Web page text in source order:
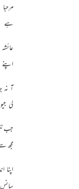
ہے
آ نہ
لی
جب
مجھ